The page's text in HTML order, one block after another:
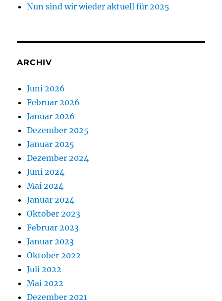
Nun sind wir wieder aktuell für 2025
ARCHIV
Juni 2026
Februar 2026
Januar 2026
Dezember 2025
Januar 2025
Dezember 2024
Juni 2024
Mai 2024
Januar 2024
Oktober 2023
Februar 2023
Januar 2023
Oktober 2022
Juli 2022
Mai 2022
Dezember 2021